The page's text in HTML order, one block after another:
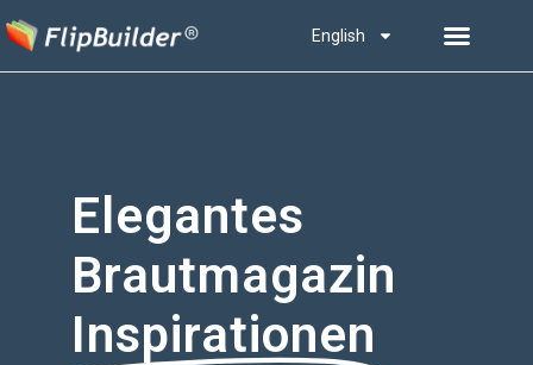
English
Elegantes
Brautmagazin
Inspirationen